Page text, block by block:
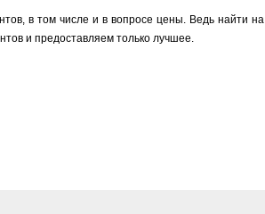
в том числе и в вопросе цены. Ведь найти на
и предоставляем только лучшее.